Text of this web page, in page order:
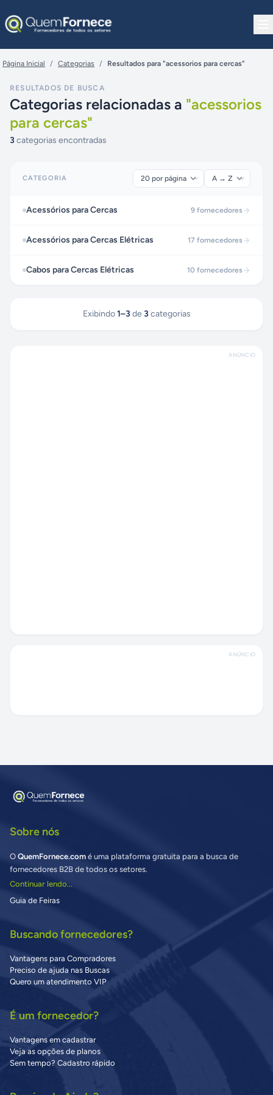
Página Inicial / Categorias / Resultados para "acessorios para cercas"
RESULTADOS DE BUSCA
Categorias relacionadas a "acessorios
para cercas"
3 categorias encontradas
CATEGORIA
Acessórios para Cercas 9 fornecedores
Acessórios para Cercas Elétricas 17 fornecedores
Cabos para Cercas Elétricas 10 fornecedores
Exibindo 1–3 de 3 categorias
ANÚNCIO
ANÚNCIO
Sobre nós
O QuemFornece.com é uma plataforma gratuita para a busca de
fornecedores B2B de todos os setores.
Continuar lendo...
Guia de Feiras
Buscando fornecedores?
Vantagens para Compradores
Preciso de ajuda nas Buscas
Quero um atendimento VIP
É um fornecedor?
Vantagens em cadastrar
Veja as opções de planos
Sem tempo? Cadastro rápido